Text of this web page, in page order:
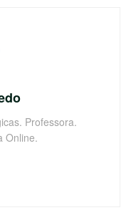
Professora.
Online.